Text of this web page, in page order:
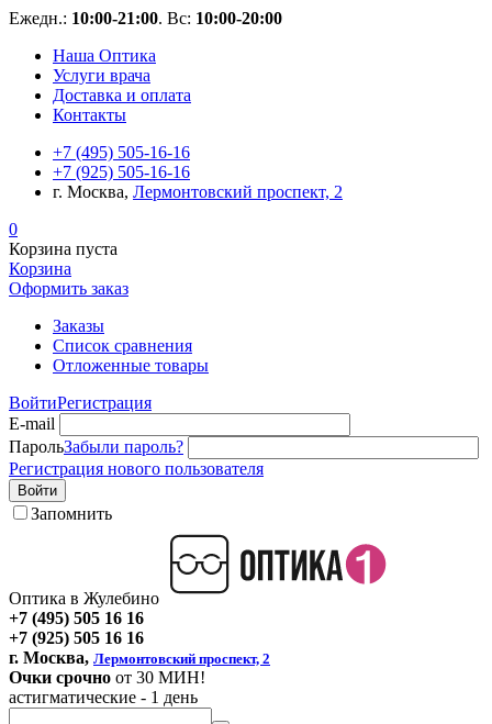
Ежедн.: 10:00-21:00. Вс: 10:00-20:00
Наша Оптика
Услуги врача
Доставка и оплата
Контакты
+7 (495) 505-16-16
+7 (925) 505-16-16
г. Москва, Лермонтовский проспект, 2
0
Корзина пуста
Корзина
Оформить заказ
Заказы
Список сравнения
Отложенные товары
ВойтиРегистрация
E-mail
ПарольЗабыли пароль?
Регистрация нового пользователя
Войти
Запомнить
Оптика в Жулебино
+7 (495) 505 16 16
+7 (925) 505 16 16
г. Москва, Лермонтовский проспект, 2
Очки срочно от 30 МИН!
астигматические - 1 день